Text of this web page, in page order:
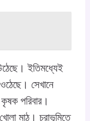
ইতিমধ্যেই
সেখানে
পরিবার।
মাঠ। চরাভূমিতে